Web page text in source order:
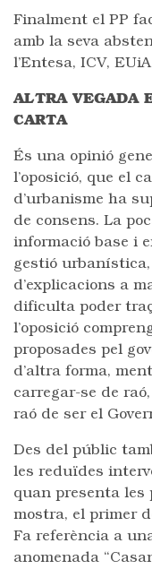
Finalment el PP
amb la seva
l’Entesa, ICV,
ALTRA VEGADA
CARTA
És una opinió
l’oposició, que el
d’urbanisme ha
de consens. La
informació base i
gestió
d’explicacions a
dificulta poder
l’oposició
proposades pel
d’altra forma,
carregar-se de
raó de ser el
Des del públic
les reduïdes
quan presenta les
mostra, el primer
Fa referència a
anomenada